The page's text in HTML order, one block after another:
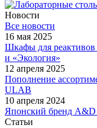
Новости
Все новости
16 мая 2025
Шкафы для реактивов
и «Экология»
12 апреля 2025
Пополнение
ULAB
10 апреля 2024
Японский бренд A&D
Статьи